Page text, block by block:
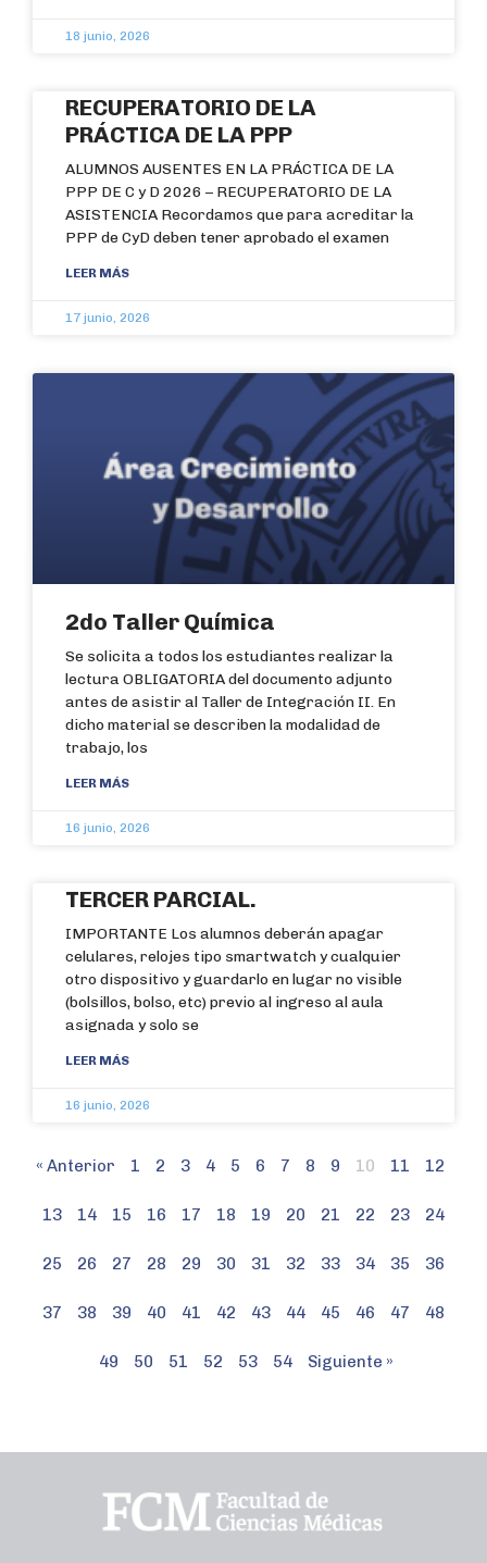
18 junio, 2026
RECUPERATORIO DE LA
PRÁCTICA DE LA PPP
ALUMNOS AUSENTES EN LA PRÁCTICA DE LA
PPP DE C y D 2026 – RECUPERATORIO DE LA
ASISTENCIA Recordamos que para acreditar la
PPP de CyD deben tener aprobado el examen
LEER MÁS
17 junio, 2026
2do Taller Química
Se solicita a todos los estudiantes realizar la
lectura OBLIGATORIA del documento adjunto
antes de asistir al Taller de Integración II. En
dicho material se describen la modalidad de
trabajo, los
LEER MÁS
16 junio, 2026
TERCER PARCIAL.
IMPORTANTE Los alumnos deberán apagar
celulares, relojes tipo smartwatch y cualquier
otro dispositivo y guardarlo en lugar no visible
(bolsillos, bolso, etc) previo al ingreso al aula
asignada y solo se
LEER MÁS
16 junio, 2026
« Anterior 1 2 3 4 5 6 7 8 9 10 11 12
13 14 15 16 17 18 19 20 21 22 23 24
25 26 27 28 29 30 31 32 33 34 35 36
37 38 39 40 41 42 43 44 45 46 47 48
49 50 51 52 53 54 Siguiente »